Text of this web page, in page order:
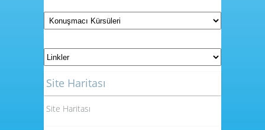
Site Haritası
Site Haritası